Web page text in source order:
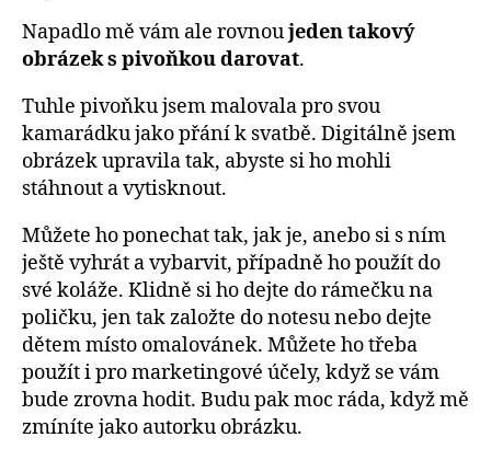
Napadlo mě vám ale rovnoujeden takový
obrázek s pivoňkou darovat.
Tuhle pivoňku jsem malovala pro svou
kamarádku jako přání k svatbě. Digitálně jsem
obrázek upravila tak, abyste si ho mohli
stáhnout a vytisknout.
Můžete ho ponechat tak, jak je, anebo si s ním
ještě vyhrát a vybarvit, případně ho použít do
své koláže. Klidně si ho dejte do rámečku na
poličku, jen tak založte do notesu nebo dejte
dětem místo omalovánek. Můžete ho třeba
použít i pro marketingové účely, když se vám
bude zrovna hodit. Budu pak moc ráda, když mě
zmíníte jako autorku obrázku.